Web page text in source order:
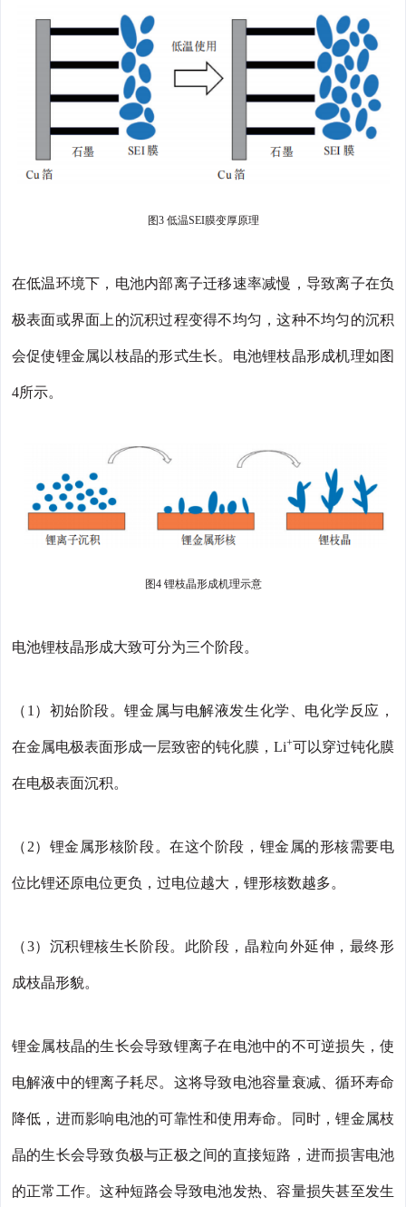
图3 低温SEI膜变厚原理
在低温环境下，电池内部离子迁移速率减慢，导致离子在负
极表面或界面上的沉积过程变得不均匀，这种不均匀的沉积
会促使锂金属以枝晶的形式生长。电池锂枝晶形成机理如图
4所示。
图4 锂枝晶形成机理示意
电池锂枝晶形成大致可分为三个阶段。
（1）初始阶段。锂金属与电解液发生化学、电化学反应，
在金属电极表面形成一层致密的钝化膜，Li+可以穿过钝化膜
在电极表面沉积。
（2）锂金属形核阶段。在这个阶段，锂金属的形核需要电
位比锂还原电位更负，过电位越大，锂形核数越多。
（3）沉积锂核生长阶段。此阶段，晶粒向外延伸，最终形
成枝晶形貌。
锂金属枝晶的生长会导致锂离子在电池中的不可逆损失，使
电解液中的锂离子耗尽。这将导致电池容量衰减、循环寿命
降低，进而影响电池的可靠性和使用寿命。同时，锂金属枝
晶的生长会导致负极与正极之间的直接短路，进而损害电池
的正常工作。这种短路会导致电池发热、容量损失甚至发生